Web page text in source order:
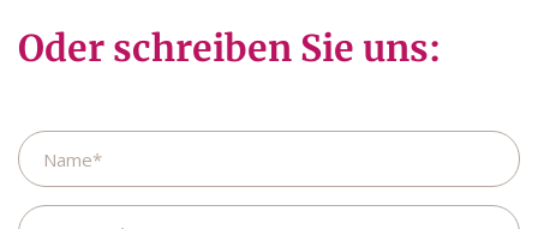
Oder schreiben Sie uns:
Name
Vorname